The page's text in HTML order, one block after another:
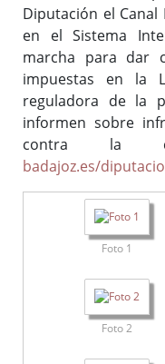
Diputación el
en el Sistema
marcha para dar
impuestas en la
reguladora de la
informen sobre
contra la
badajoz.es/
Foto 1
Foto 2